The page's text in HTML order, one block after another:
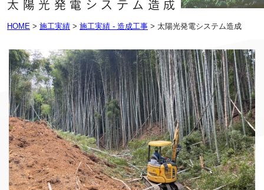
太陽光発電システム造成
HOME > 施工実績 > 施工実績 - 造成工事 > 太陽光発電システム造成